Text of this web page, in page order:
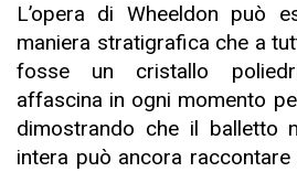
L’opera di Wheeldon può
maniera stratigrafica che a
fosse un cristallo
affascina in ogni momento
dimostrando che il balletto
intera può ancora